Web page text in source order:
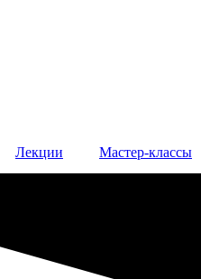
Лекции Мастер-классы